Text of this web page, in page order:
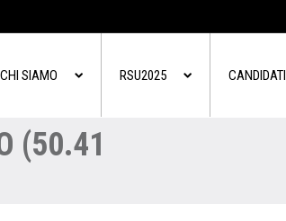
CHI SIAMO RSU2025 CANDIDATI
(50.41